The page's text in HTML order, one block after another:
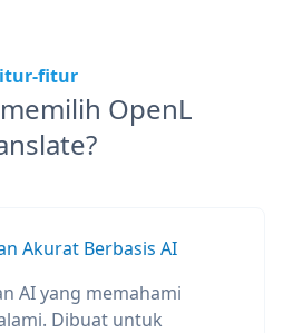
fitur
OpenL
Akurat Berbasis AI
AI yang memahami
Dibuat untuk